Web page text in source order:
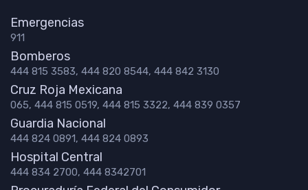
Emergencias
911
Bomberos
444 815 3583, 444 820 8544, 444 842 3130
Cruz Roja Mexicana
065, 444 815 0519, 444 815 3322, 444 839 0357
Guardia Nacional
444 824 0891, 444 824 0893
Hospital Central
444 834 2700, 444 8342701